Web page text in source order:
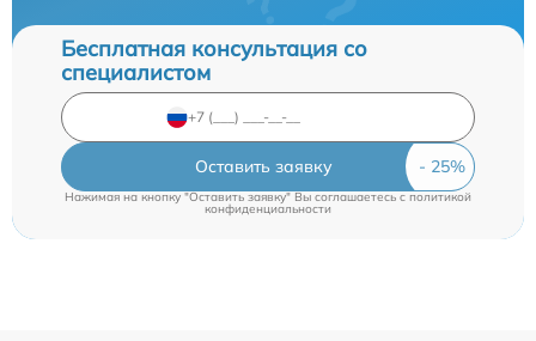
Бесплатная консультация со
специалистом
Оставить заявку
Нажимая на кнопку "Оставить заявку" Вы соглашаетесь cполитикой
конфиденциальности